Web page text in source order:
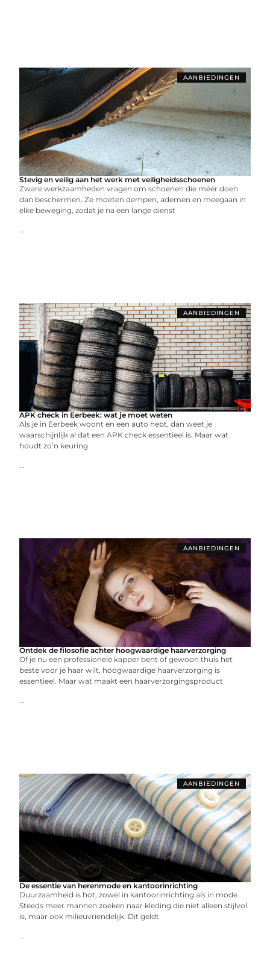
AANBIEDINGEN
Stevig en veilig aan het werk met veiligheidsschoenen
Zware werkzaamheden vragen om schoenen die méér doen
dan beschermen. Ze moeten dempen, ademen en meegaan in
elke beweging, zodat je na een lange dienst
...
AANBIEDINGEN
APK check in Eerbeek: wat je moet weten
Als je in Eerbeek woont en een auto hebt, dan weet je
waarschijnlijk al dat een APK check essentieel is. Maar wat
houdt zo’n keuring
...
AANBIEDINGEN
Ontdek de filosofie achter hoogwaardige haarverzorging
Of je nu een professionele kapper bent of gewoon thuis het
beste voor je haar wilt, hoogwaardige haarverzorging is
essentieel. Maar wat maakt een haarverzorgingsproduct
...
AANBIEDINGEN
De essentie van herenmode en kantoorinrichting
Duurzaamheid is hot, zowel in kantoorinrichting als in mode.
Steeds meer mannen zoeken naar kleding die niet alleen stijlvol
is, maar ook milieuvriendelijk. Dit geldt
...